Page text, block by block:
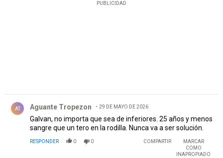
PUBLICIDAD
AT Aguante Tropezon 29 DE MAYO DE 2026
Galvan, no importa que sea de inferiores. 25 años y menos
sangre que un tero en la rodilla. Nunca va a ser solución.
RESPONDER 0 0 COMPARTIR
MARCAR
COMO
INAPROPIADO